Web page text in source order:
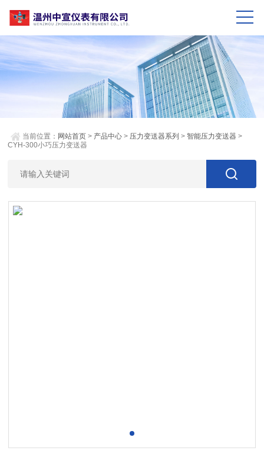
当前位置： 网站首页 > 产品中心 > 压力变送器系列 >智能压力变送器 >
CYH-300小巧压力变送器